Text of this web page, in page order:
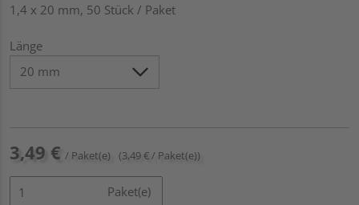
1,4 x 20 mm, 50 Stück / Paket
Länge
3,49 € / Paket(e) (3,49 € / Paket(e))
Paket(e)